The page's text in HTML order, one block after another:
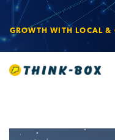
GROWTH WITH LOCAL